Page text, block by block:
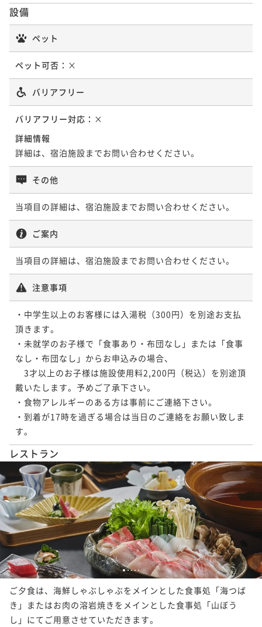
設備
ペット
ペット可否： ×
バリアフリー
バリアフリー対応： ×
詳細情報
詳細は、宿泊施設までお問い合わせください。
その他
当項目の詳細は、宿泊施設までお問い合わせください。
ご案内
当項目の詳細は、宿泊施設までお問い合わせください。
注意事項
・中学生以上のお客様には入湯税（300円）を別途お支払
頂きます。
・未就学のお子様で「食事あり・布団なし」または「食事
なし・布団なし」からお申込みの場合、
3才以上のお子様は施設使用料2,200円（税込）を別途頂
戴いたします。予めご了承下さい。
・食物アレルギーのある方は事前にご連絡下さい。
・到着が17時を過ぎる場合は当日のご連絡をお願い致しま
す。
レストラン
12345
ご夕食は、海鮮しゃぶしゃぶをメインとした食事処「海つば
き」またはお肉の溶岩焼きをメインとした食事処「山ぼう
し」にてご用意させていただきます。